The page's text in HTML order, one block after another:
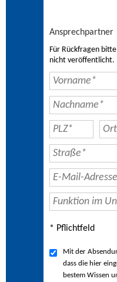
Ansprechpartner
Für Rückfragen
nicht veröffentlicht.
* Pflichtfeld
Mit der
dass die hier
bestem Wissen